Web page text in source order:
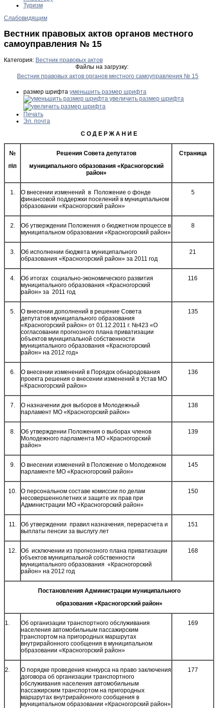
Туризм
Слабовидящим
Вестник правовых актов органов местного
самоуправления № 15
Категория: Вестник правовых актов
Файлы на загрузку:
Вестник правовых актов органов местного самоуправления № 15
размер шрифта уменьшить размер шрифта
увеличить размер шрифта
Печать
Эл. почта
С О Д Е Р Ж А Н И Е
№
п\п
Решения Совета депутатов
муниципального образования «Красногорский
район»
Страница
1.
О внесении изменений в Положение о фонде
финансовой поддержки поселений в муниципальном
образовании «Красногорский район»
5
2.
Об утверждении Положения о бюджетном процессе в
муниципальном образовании «Красногорский район»
8
3.
Об исполнении бюджета муниципального
образования «Красногорский район» за 2011 год
21
4.
Об итогах социально-экономического развития
муниципального образования «Красногорский
район» за 2011 год
116
5.
О внесении дополнений в решение Совета
депутатов муниципального образования
«Красногорский район» от 01.12.2011 г. №423 «О
согласовании прогнозного плана приватизации
объектов муниципальной собственности
муниципального образования «Красногорский
район» на 2012 год»
135
6.
О внесении изменений в Порядок обнародования
проекта решения о внесении изменений в Устав МО
«Красногорский район»
136
7.
О назначении дня выборов в Молодежный
парламент МО «Красногорский район»
138
8.
Об утверждении Положения о выборах членов
Молодежного парламента МО «Красногорский
район»
139
9.
О внесении изменений в Положение о Молодежном
парламенте МО «Красногорский район»
145
10.
О персональном составе комиссии по делам
несовершеннолетних и защите их прав при
Администрации МО «Красногорский район»
150
11.
Об утверждении правил назначения, перерасчета и
выплаты пенсии за выслугу лет
151
12.
Об исключении из прогнозного плана приватизации
объектов муниципальной собственности
муниципального образования «Красногорский
район» на 2012 год
168
Постановления Администрации муниципального
образования «Красногорский район»
1.
Об организации транспортного обслуживания
населения автомобильным пассажирским
транспортом на пригородных маршрутах
внутрирайонного сообщения в муниципальном
образовании «Красногорский район»
169
2.
О порядке проведения конкурса на право заключения
договора об организации транспортного
обслуживания населения автомобильным
пассажирским транспортом на пригородных
маршрутах внутрирайонного сообщения в
муниципальном образовании «Красногорский район»
177